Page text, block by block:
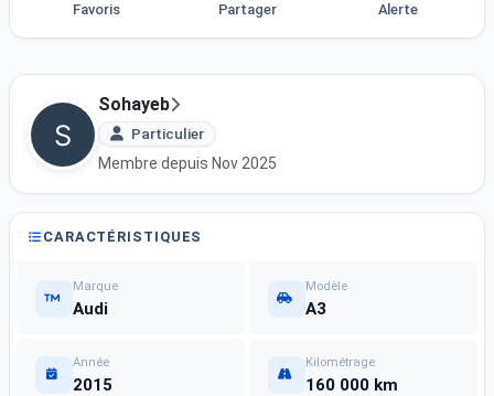
Favoris Partager Alerte
Sohayeb
Particulier
Membre depuis Nov 2025
CARACTÉRISTIQUES
Marque
Audi
Modèle
A3
Année
2015
Kilométrage
160 000 km